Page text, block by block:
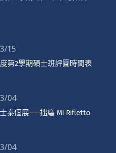
15
第2學期碩士班評圖時間表
04
泰個展──拙磨 Mi Rifletto
04